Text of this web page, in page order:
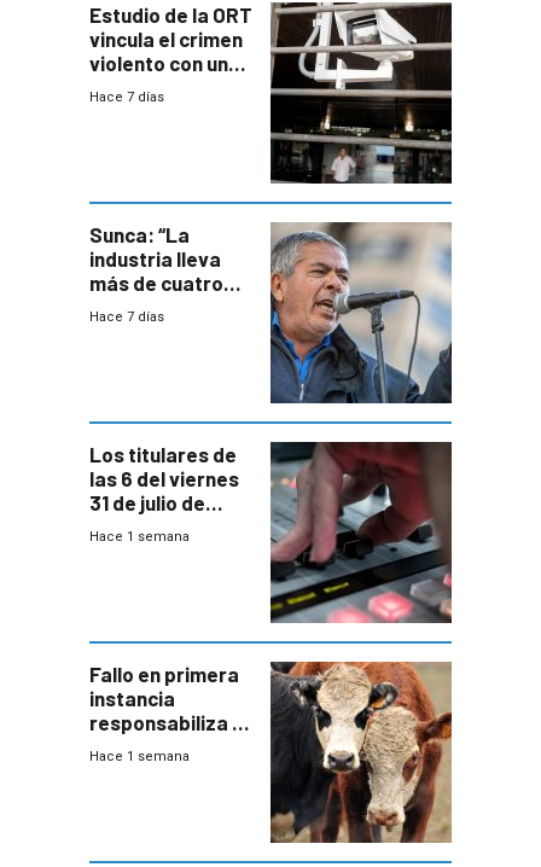
Estudio de la ORT
vincula el crimen
violento con una
menor creación
Hace 7 días
Sunca: “La
industria lleva
más de cuatro
meses sin
Hace 7 días
Los titulares de
las 6 del viernes
31 de julio de
2026
Hace 1 semana
Fallo en primera
instancia
responsabiliza al
Estado por falta
Hace 1 semana